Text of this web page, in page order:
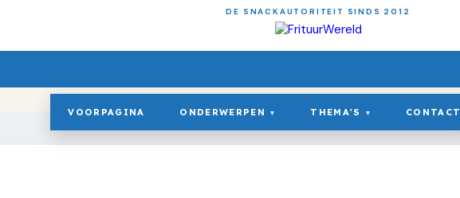
DE SNACKAUTORITEIT SINDS 2012
VOORPAGINA ONDERWERPEN ▾ THEMA'S ▾ CONTACT